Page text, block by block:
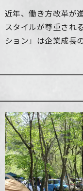
近年、働き方改革が
スタイルが尊重され
ション」は企業成長
ージメント向上や